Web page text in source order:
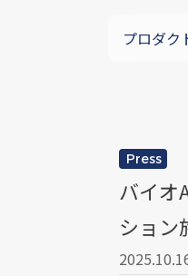
プロダク
Press
バイオ
ション